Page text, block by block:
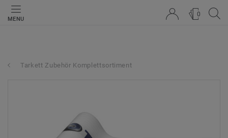
MENU
0
Tarkett Zubehör Komplettsortiment